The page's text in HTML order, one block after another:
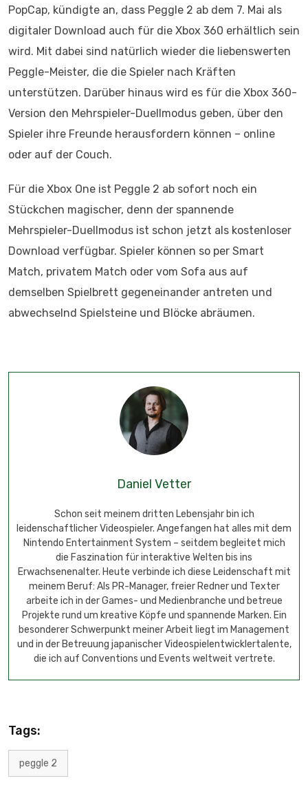
PopCap, kündigte an, dass Peggle 2 ab dem 7. Mai als
digitaler Download auch für die Xbox 360 erhältlich sein
wird. Mit dabei sind natürlich wieder die liebenswerten
Peggle-Meister, die die Spieler nach Kräften
unterstützen. Darüber hinaus wird es für die Xbox 360-
Version den Mehrspieler-Duellmodus geben, über den
Spieler ihre Freunde herausfordern können – online
oder auf der Couch.
Für die Xbox One ist Peggle 2 ab sofort noch ein
Stückchen magischer, denn der spannende
Mehrspieler-Duellmodus ist schon jetzt als kostenloser
Download verfügbar. Spieler können so per Smart
Match, privatem Match oder vom Sofa aus auf
demselben Spielbrett gegeneinander antreten und
abwechselnd Spielsteine und Blöcke abräumen.
Daniel Vetter
Schon seit meinem dritten Lebensjahr bin ich
leidenschaftlicher Videospieler. Angefangen hat alles mit dem
Nintendo Entertainment System – seitdem begleitet mich
die Faszination für interaktive Welten bis ins
Erwachsenenalter. Heute verbinde ich diese Leidenschaft mit
meinem Beruf: Als PR-Manager, freier Redner und Texter
arbeite ich in der Games- und Medienbranche und betreue
Projekte rund um kreative Köpfe und spannende Marken. Ein
besonderer Schwerpunkt meiner Arbeit liegt im Management
und in der Betreuung japanischer Videospielentwicklertalente,
die ich auf Conventions und Events weltweit vertrete.
Tags:
peggle 2